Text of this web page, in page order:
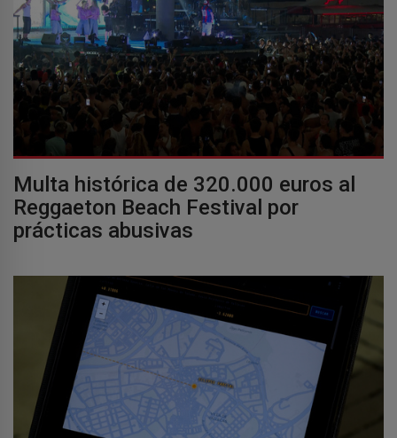
Multa histórica de 320.000 euros al
Reggaeton Beach Festival por
prácticas abusivas